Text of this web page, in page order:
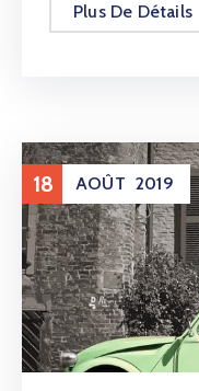
Plus De Détails
18 AOÛT 2019